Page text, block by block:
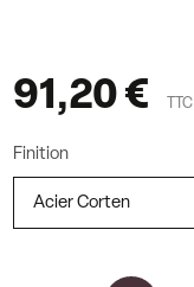
91,20 € TTC
Finition